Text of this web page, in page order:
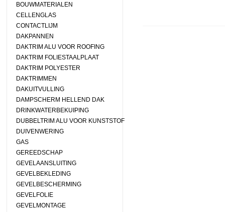
BOUWMATERIALEN
CELLENGLAS
CONTACTLIJM
DAKPANNEN
DAKTRIM ALU VOOR ROOFING
DAKTRIM FOLIESTAALPLAAT
DAKTRIM POLYESTER
DAKTRIMMEN
DAKUITVULLING
DAMPSCHERM HELLEND DAK
DRINKWATERBEKUIPING
DUBBELTRIM ALU VOOR KUNSTSTOF
DUIVENWERING
GAS
GEREEDSCHAP
GEVELAANSLUITING
GEVELBEKLEDING
GEVELBESCHERMING
GEVELFOLIE
GEVELMONTAGE